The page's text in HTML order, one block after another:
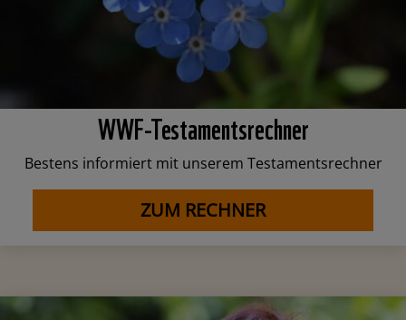
WWF-Testamentsrechner
Bestens informiert mit unserem Testamentsrechner
ZUM RECHNER